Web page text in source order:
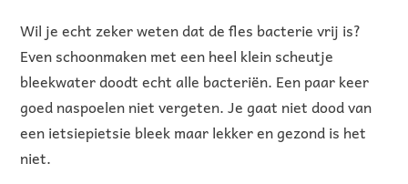
Wil je echt zeker weten dat de fles bacterie vrij is?
Even schoonmaken met een heel klein scheutje
bleekwater doodt echt alle bacteriën. Een paar keer
goed naspoelen niet vergeten. Je gaat niet dood van
een ietsiepietsie bleek maar lekker en gezond is het
niet.